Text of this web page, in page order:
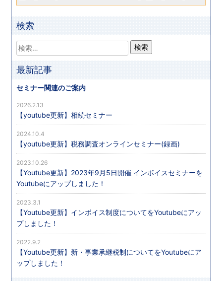
検索
最新記事
セミナー関連のご案内
【youtube更新】相続セミナー
2026.2.13
【youtube更新】税務調査オンラインセミナー(録画)
2024.10.4
【Youtube更新】2023年9月5日開催 インボイスセミナーを
Youtubeにアップしました！
2023.10.26
【Youtube更新】インボイス制度についてをYoutubeにアッ
プしました！
2023.3.1
【Youtube更新】新・事業承継税制についてをYoutubeにア
ップしました！
2022.9.2